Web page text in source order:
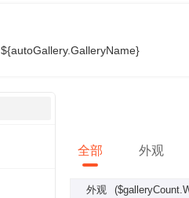
${autoGallery.GalleryName}
全部 外观
外观